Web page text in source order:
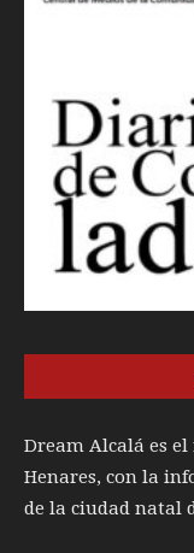
Dream Alcalá es
Henares, con la
de la ciudad natal